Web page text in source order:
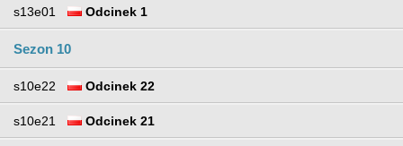
s13e01 Odcinek 1
Sezon 10
s10e22 Odcinek 22
s10e21 Odcinek 21